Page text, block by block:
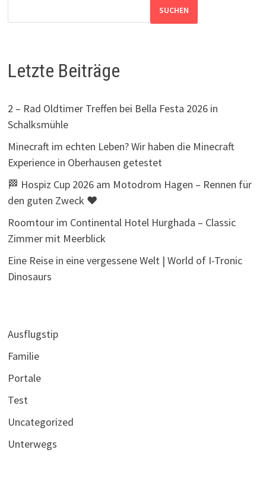
SUCHEN
Letzte Beiträge
2 – Rad Oldtimer Treffen bei Bella Festa 2026 in
Schalksmühle
Minecraft im echten Leben? Wir haben die Minecraft
Experience in Oberhausen getestet
🏁 Hospiz Cup 2026 am Motodrom Hagen – Rennen für
den guten Zweck ❤️
Roomtour im Continental Hotel Hurghada – Classic
Zimmer mit Meerblick
Eine Reise in eine vergessene Welt | World of I-Tronic
Dinosaurs
Ausflugstip
Familie
Portale
Test
Uncategorized
Unterwegs